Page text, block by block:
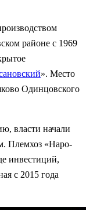
районе с 1969
». Место
Одинцовского
власти начали
Племхоз «Наро-
инвестиций,
с 2015 года